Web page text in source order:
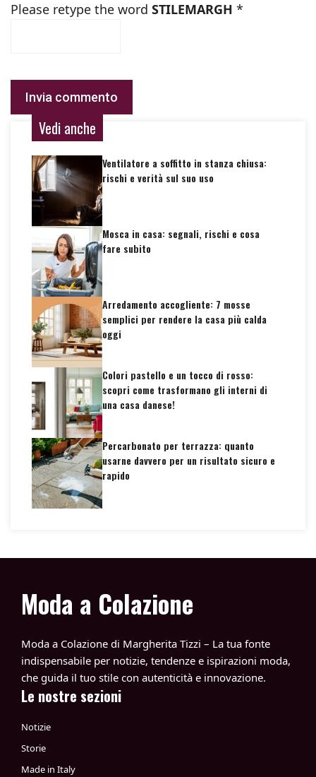
Please retype the word STILEMARGH *
Vedi anche
Ventilatore a soffitto in stanza chiusa:
rischi e verità sul suo uso
Mosca in casa: segnali, rischi e cosa
fare subito
Arredamento accogliente: 7 mosse
semplici per rendere la casa più calda
oggi
Colori pastello e un tocco di rosso:
scopri come trasformano gli interni di
una casa danese!
Percarbonato per terrazza: quanto
usarne davvero per un risultato sicuro e
rapido
Moda a Colazione
Moda a Colazione di Margherita Tizzi – La tua fonte
indispensabile per notizie, tendenze e ispirazioni moda,
che guida il tuo stile con autenticità e innovazione.
Le nostre sezioni
Notizie
Storie
Made in Italy